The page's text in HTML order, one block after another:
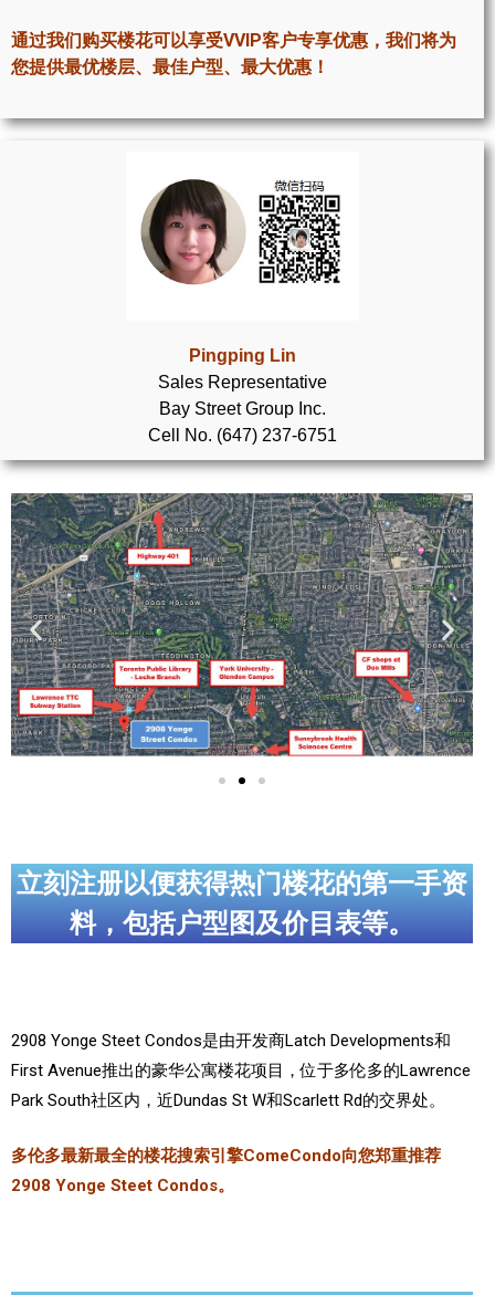
密西沙加楼花项目
列治文山楼花项目
旺市楼花项目
加拿大房地产网站
大多伦多教育网站
大多伦多医疗机构
加拿大银行贷款机构
大多伦多交通网络
走近加拿大
为什么移民加拿大
定居安大略省
加拿大的福利制度
通过我们购买楼花可以享受VVIP客户专享优惠，我们将为
您提供最优楼层、最佳户型、最大优惠！
Pingping Lin
Sales Representative
Bay Street Group Inc.
Cell No. (647) 237-6751
立刻注册以便获得热门楼花的第一手资
料，包括户型图及价目表等。
2908 Yonge Steet Condos是由开发商Latch Developments和
First Avenue推出的豪华公寓楼花项目，位于多伦多的Lawrence
Park South社区内，近Dundas St W和Scarlett Rd的交界处。
多伦多最新最全的楼花搜索引擎ComeCondo向您郑重推荐
2908 Yonge Steet Condos。